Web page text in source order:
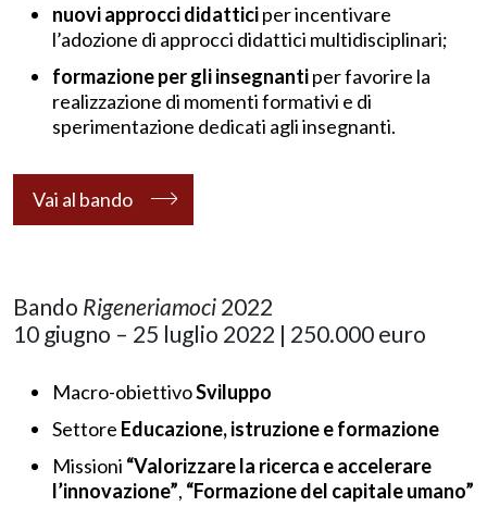
nuovi approcci didatticiper incentivare
l’adozione di approcci didattici multidisciplinari;
formazione per gli insegnantiper favorire la
realizzazione di momenti formativi e di
sperimentazione dedicati agli insegnanti.
Vai al bando
Bando Rigeneriamoci 2022
10 giugno – 25 luglio 2022 | 250.000 euro
Macro-obiettivoSviluppo
Settore Educazione, istruzione e formazione
Missioni “Valorizzare la ricerca e accelerare
l’innovazione”, “Formazione del capitale umano”